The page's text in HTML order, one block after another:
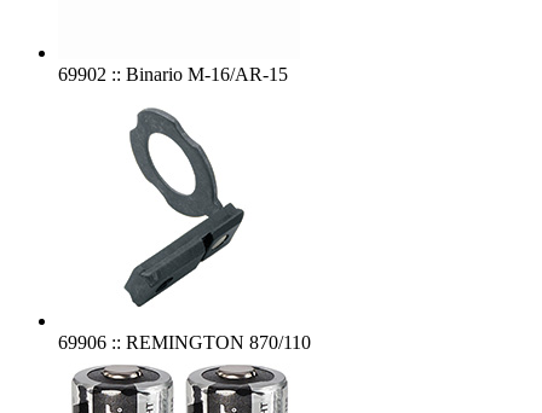
69902 :: Binario M-16/AR-15
69906 :: REMINGTON 870/110